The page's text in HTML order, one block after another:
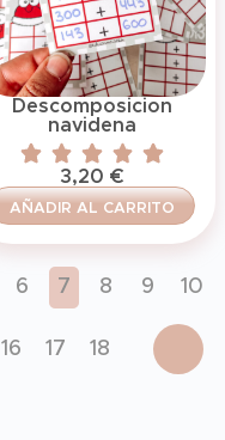
Descomposicion
navidena
3,20 €
AÑADIR AL CARRITO
6 7 8 9 10
16 17 18